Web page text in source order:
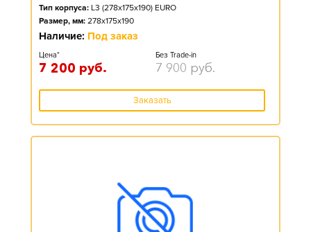
Тип корпуса: L3 (278x175x190) EURO
Размер, мм: 278x175x190
Наличие: Под заказ
Цена*
7 200 руб.
Без Trade-in
7 900 руб.
Заказать